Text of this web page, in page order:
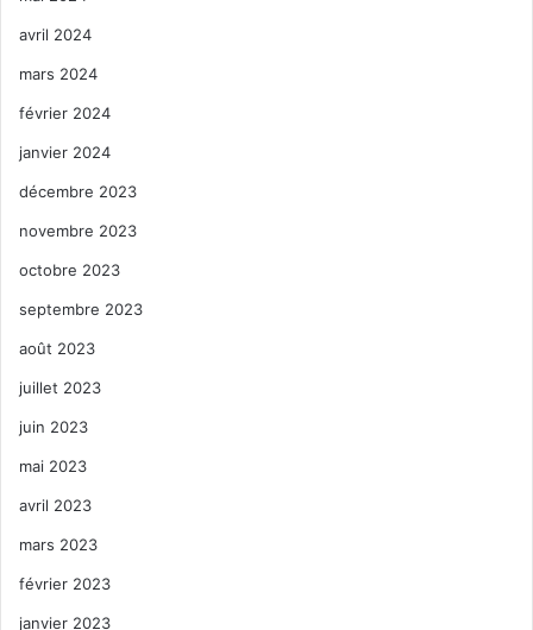
avril 2024
mars 2024
février 2024
janvier 2024
décembre 2023
novembre 2023
octobre 2023
septembre 2023
août 2023
juillet 2023
juin 2023
mai 2023
avril 2023
mars 2023
février 2023
janvier 2023